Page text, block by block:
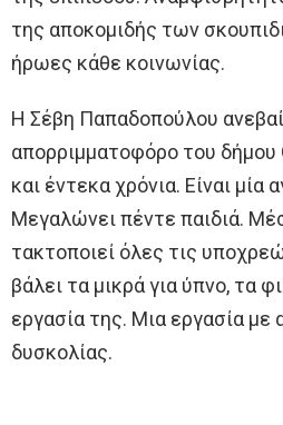
της αποκομιδής των
ήρωες κάθε κοινωνίας.
Η Σέβη Παπαδοπούλου
απορριμματοφόρο του
και έντεκα χρόνια. Είναι
Μεγαλώνει πέντε παιδιά.
τακτοποιεί όλες τις
βάλει τα μικρά για ύπνο, τα
εργασία της. Μια εργασία
δυσκολίας.